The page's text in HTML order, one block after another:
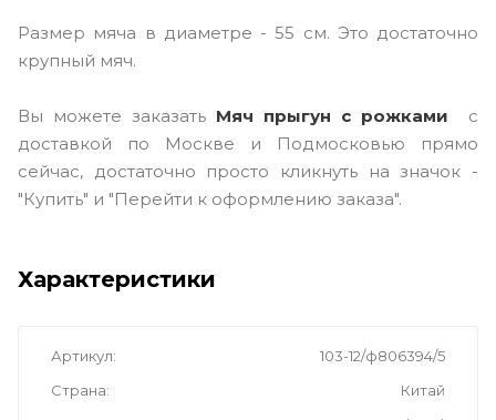
Размер мяча в диаметре - 55 см. Это достаточно
крупный мяч.
Вы можете заказать Мяч прыгун с рожками с
доставкой по Москве и Подмосковью прямо
сейчас, достаточно просто кликнуть на значок -
"Купить" и "Перейти к оформлению заказа".
Характеристики
Артикул
103-12/ф806394/5
Страна
Китай